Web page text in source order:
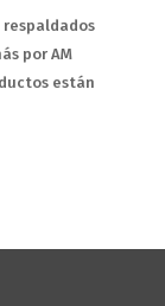
respaldados
por AM
están